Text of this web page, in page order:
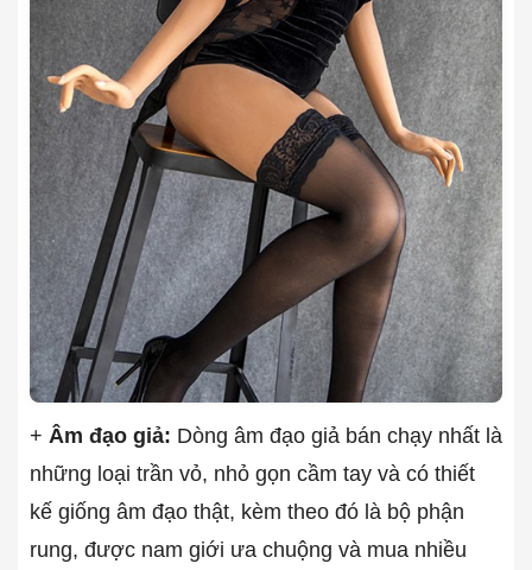
+ Âm đạo giả: Dòng âm đạo giả bán chạy nhất là
những loại trần vỏ, nhỏ gọn cầm tay và có thiết
kế giống âm đạo thật, kèm theo đó là bộ phận
rung, được nam giới ưa chuộng và mua nhiều